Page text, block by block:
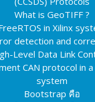
What is GeoTIFF ?
in Xilinx
detection and
Level Data Link
CAN protocol in a
system
Bootstrap คือ